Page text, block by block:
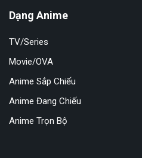
Dạng Anime
TV/Series
Movie/OVA
Anime Sắp Chiếu
Anime Đang Chiếu
Anime Trọn Bộ